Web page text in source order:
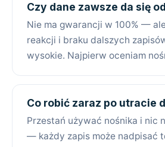
Czy dane zawsze da się
Nie ma gwarancji w 100% —
reakcji i braku dalszych
wysokie. Najpierw oceniam
Co robić zaraz po utracie
Przestań używać nośnika i nic
— każdy zapis może nadpisać